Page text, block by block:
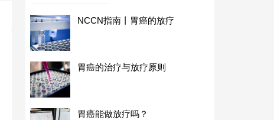
NCCN指南丨胃癌的放疗
胃癌的治疗与放疗原则
胃癌能做放疗吗？